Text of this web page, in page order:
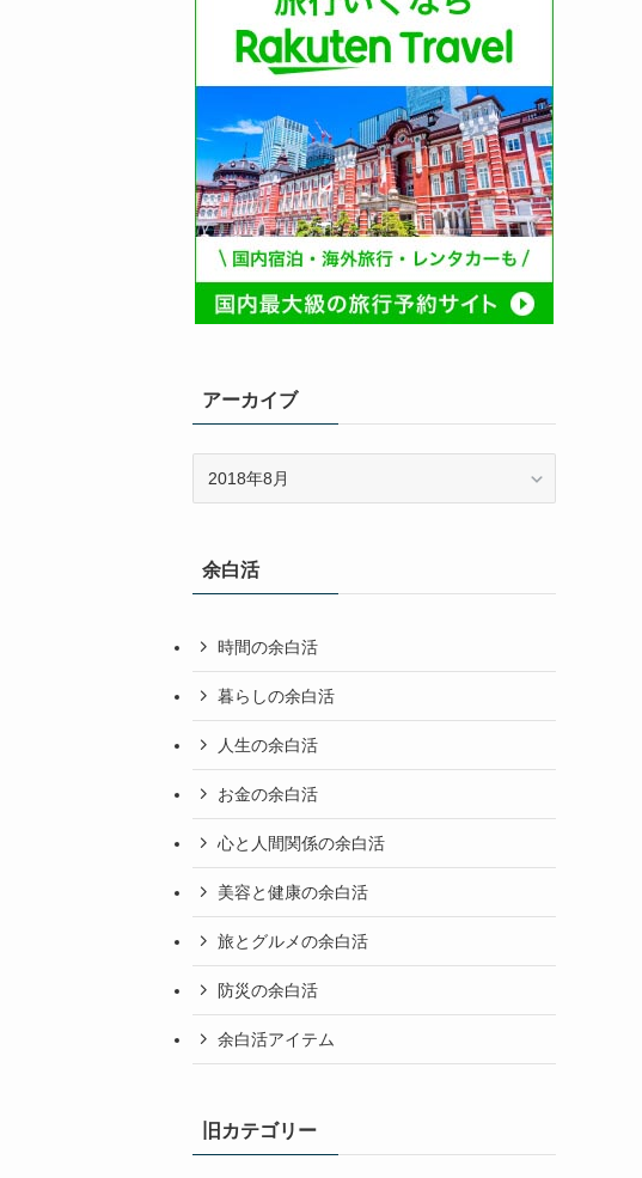
アーカイブ
ブ余白活
時間の余白活
暮らしの余白活
人生の余白活
お金の余白活
心と人間関係の余白活
美容と健康の余白活
旅とグルメの余白活
防災の余白活
余白活アイテム
旧カテゴリー